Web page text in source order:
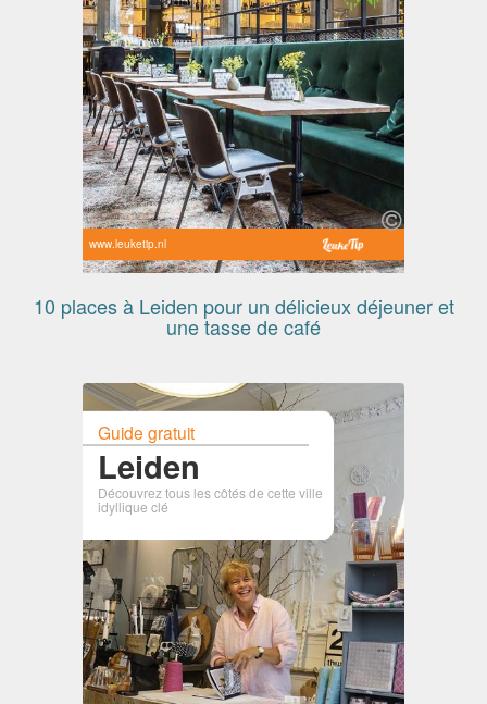
www.leuketip.nl
10 places à Leiden pour un délicieux déjeuner et
une tasse de café
Guide gratuit
Leiden
Découvrez tous les côtés de cette ville
idyllique clé